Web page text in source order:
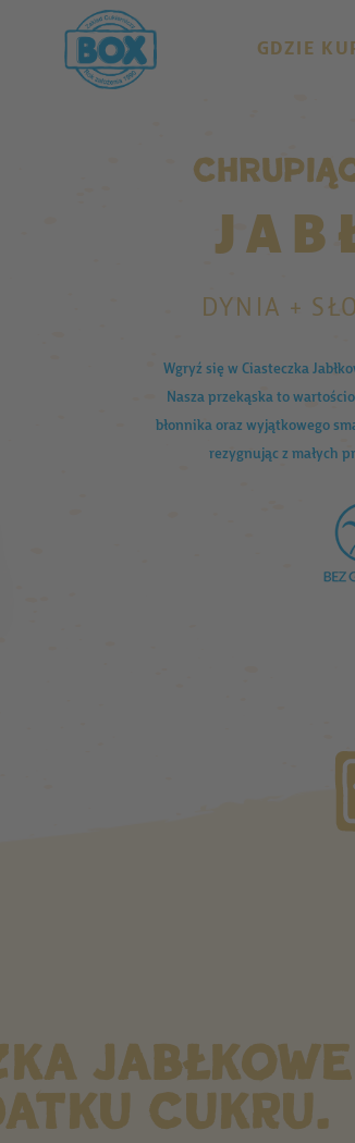
GDZIE
DYNIA +
Wgryź się w Ciasteczka
Nasza przekąska to
błonnika oraz wyjątkowego
rezygnując z małych
CUKRU.